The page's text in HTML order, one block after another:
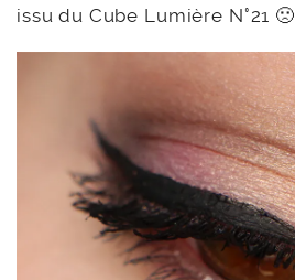
issu du Cube Lumière N°21 🙁